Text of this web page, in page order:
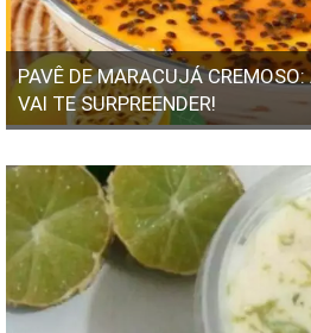
PAVÊ DE MARACUJÁ
VAI TE SURPREENDER!